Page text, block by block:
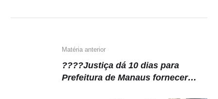
p
o
k
m n
Matéria anterior
????Justiça dá 10 dias para
Prefeitura de Manaus fornecer